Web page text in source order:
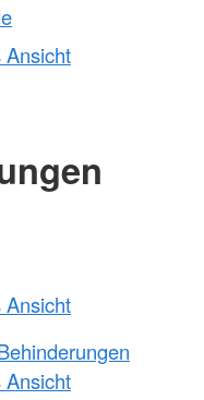
Ansicht
Ansicht
Ansicht